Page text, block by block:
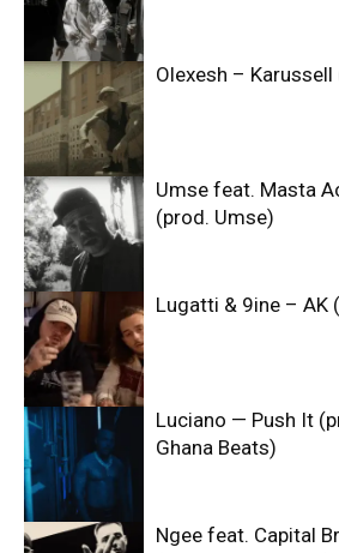
Olexesh – Karussell
Umse feat. Masta
(prod. Umse)
Lugatti & 9ine – AK
Luciano — Push It
Ghana Beats)
Ngee feat. Capital